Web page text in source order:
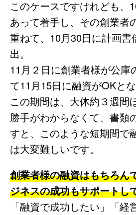
このケースですけれども、
あって着手し、その創業者
重ねて、10月30日に計画書
出。
11月２日に創業者様が公庫
て11月15日に融資がOKとな
この期間は、大体約３週間
勝手がわからなくて、書類
すと、このような短期間で
は大変難しいです。
創業者様の融資はもちろん
ジネスの成功もサポートし
「融資で成功したい」「経